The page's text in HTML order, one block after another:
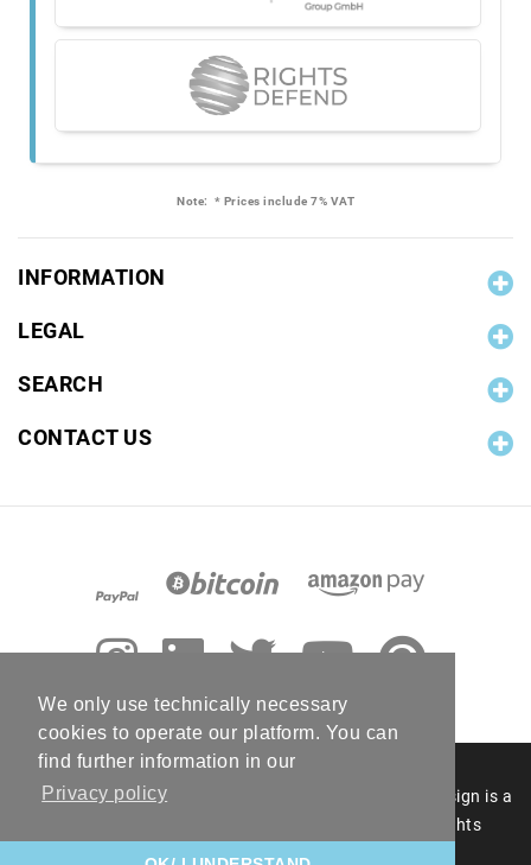
We only use technically necessary
cookies to operate our platform. You can
find further information in our
Privacy policy
Note: * Prices include 7% VAT
INFORMATION
LEGAL
SEARCH
CONTACT US
© 2006 - 2026 RC Photo Stock. The RC Photo Stock design is a
registered figurative mark of RC Photo Stock. All rights